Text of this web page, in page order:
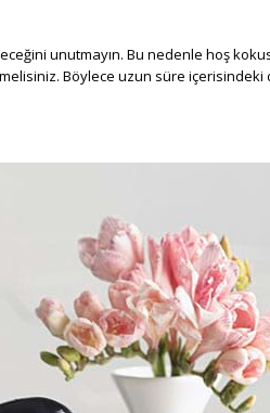
unutmayın. Bu nedenle hoş
Böylece uzun süre içerisindeki